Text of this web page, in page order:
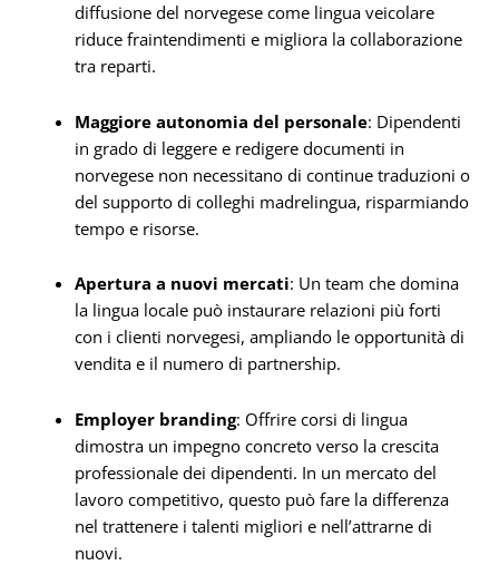
diffusione del norvegese come lingua veicolare
riduce fraintendimenti e migliora la collaborazione
tra reparti.
Maggiore autonomia del personale: Dipendenti
in grado di leggere e redigere documenti in
norvegese non necessitano di continue traduzioni o
del supporto di colleghi madrelingua, risparmiando
tempo e risorse.
Apertura a nuovi mercati: Un team che domina
la lingua locale può instaurare relazioni più forti
con i clienti norvegesi, ampliando le opportunità di
vendita e il numero di partnership.
Employer branding: Offrire corsi di lingua
dimostra un impegno concreto verso la crescita
professionale dei dipendenti. In un mercato del
lavoro competitivo, questo può fare la differenza
nel trattenere i talenti migliori e nell’attrarne di
nuovi.